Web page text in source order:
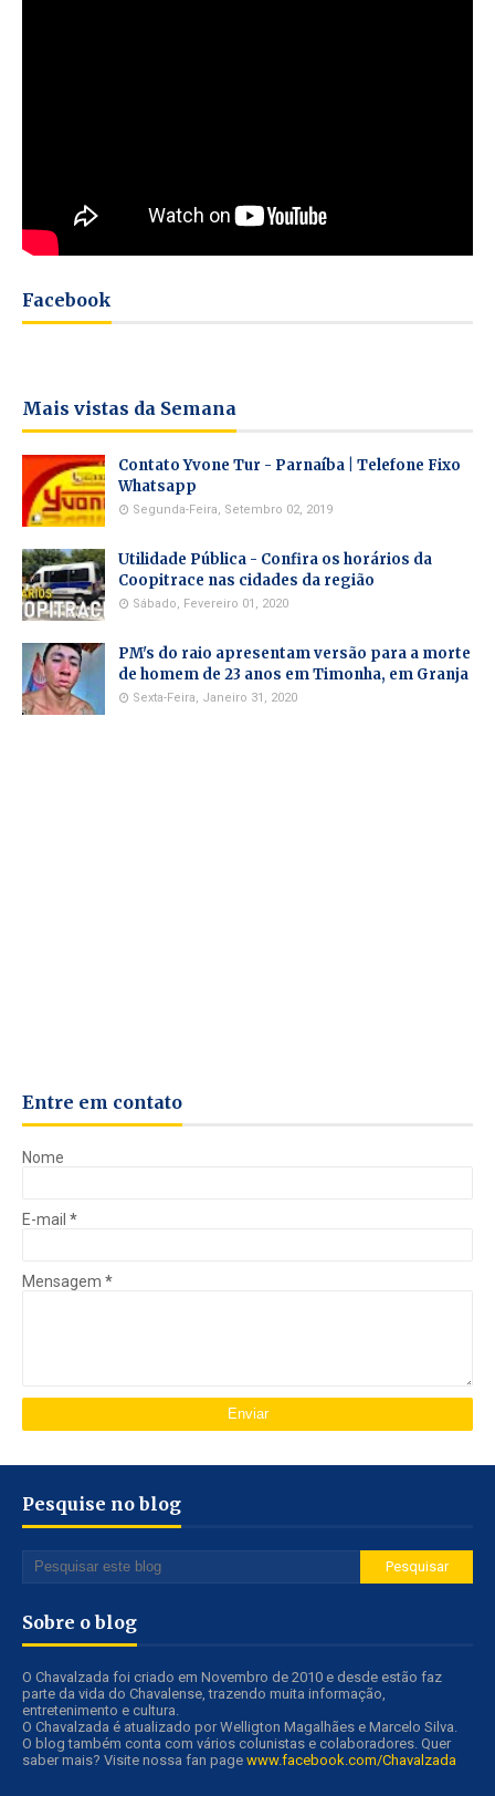
Facebook
Mais vistas da Semana
Contato Yvone Tur - Parnaíba | Telefone Fixo
Whatsapp
Segunda-Feira, Setembro 02, 2019
Utilidade Pública - Confira os horários da
Coopitrace nas cidades da região
Sábado, Fevereiro 01, 2020
PM's do raio apresentam versão para a morte
de homem de 23 anos em Timonha, em Granja
Sexta-Feira, Janeiro 31, 2020
Entre em contato
Nome
E-mail *
Mensagem *
Pesquise no blog
Sobre o blog
O Chavalzada foi criado em Novembro de 2010 e desde estão faz
parte da vida do Chavalense, trazendo muita informação,
entretenimento e cultura.
O Chavalzada é atualizado por Welligton Magalhães e Marcelo Silva.
O blog também conta com vários colunistas e colaboradores. Quer
saber mais? Visite nossa fan page www.facebook.com/Chavalzada